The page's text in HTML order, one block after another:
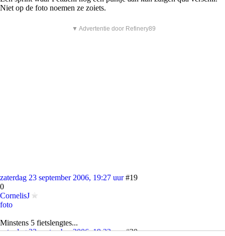
Niet op de foto noemen ze zoiets.
▼ Advertentie door Refinery89
zaterdag 23 september 2006, 19:27 uur #19
0
CornelisJ
foto
Minstens 5 fietslengtes...
zaterdag 23 september 2006, 19:33 uur #20